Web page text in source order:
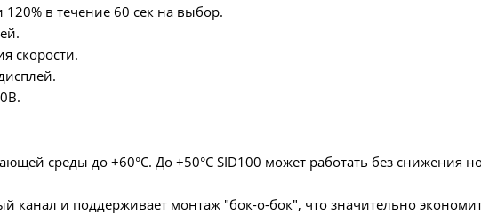
в течение 60 сек на выбор.
скорости.
среды до +60°C. До +50°C SID100 может работать без снижения
и поддерживает монтаж "бок-о-бок", что значительно